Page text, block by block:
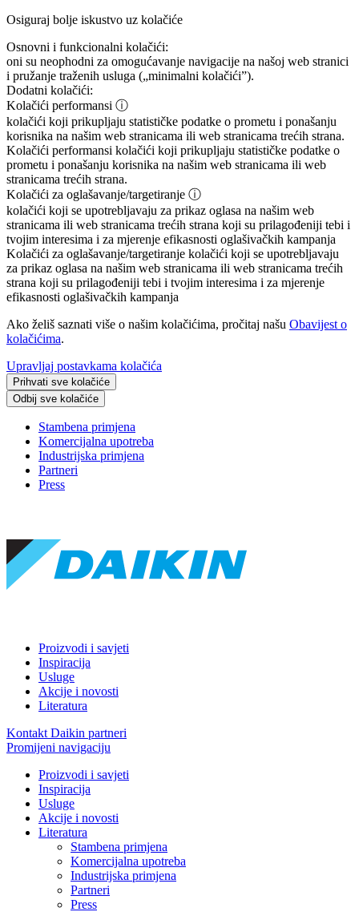
Osiguraj bolje iskustvo uz kolačiće
Osnovni i funkcionalni kolačići:
oni su neophodni za omogućavanje navigacije na našoj web stranici
i pružanje traženih usluga („minimalni kolačići”).
Dodatni kolačići:
Kolačići performansi ⓘ
kolačići koji prikupljaju statističke podatke o prometu i ponašanju
korisnika na našim web stranicama ili web stranicama trećih strana.
Kolačići performansi kolačići koji prikupljaju statističke podatke o
prometu i ponašanju korisnika na našim web stranicama ili web
stranicama trećih strana.
Kolačići za oglašavanje/targetiranje ⓘ
kolačići koji se upotrebljavaju za prikaz oglasa na našim web
stranicama ili web stranicama trećih strana koji su prilagođeniji tebi i
tvojim interesima i za mjerenje efikasnosti oglašivačkih kampanja
Kolačići za oglašavanje/targetiranje kolačići koji se upotrebljavaju
za prikaz oglasa na našim web stranicama ili web stranicama trećih
strana koji su prilagođeniji tebi i tvojim interesima i za mjerenje
efikasnosti oglašivačkih kampanja
Ako želiš saznati više o našim kolačićima, pročitaj našu Obavijest o
kolačićima.
Upravljaj postavkama kolačića
Prihvati sve kolačiće
Odbij sve kolačiće
Stambena primjena
Komercijalna upotreba
Industrijska primjena
Partneri
Press
Proizvodi i savjeti
Inspiracija
Usluge
Akcije i novosti
Literatura
Kontakt Daikin partneri
Promijeni navigaciju
Proizvodi i savjeti
Inspiracija
Usluge
Akcije i novosti
Literatura
Stambena primjena
Komercijalna upotreba
Industrijska primjena
Partneri
Press